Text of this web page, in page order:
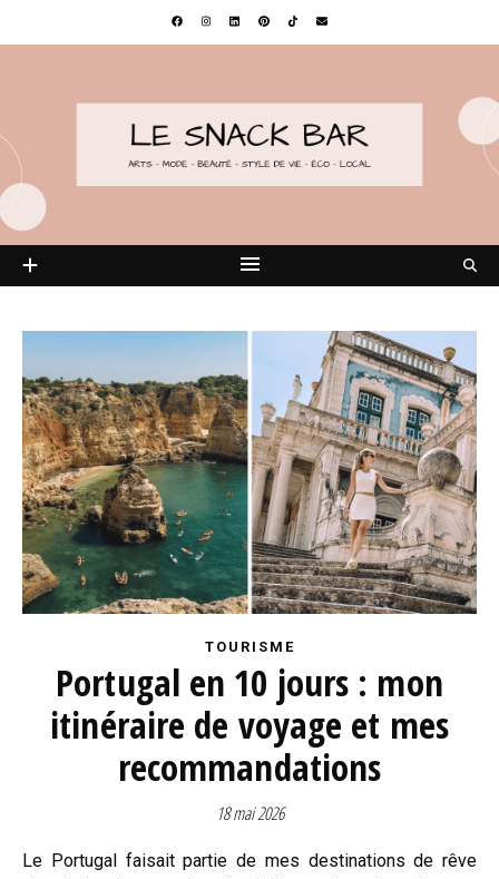
TOURISME
Portugal en 10 jours : mon
itinéraire de voyage et mes
recommandations
18 mai 2026
Le Portugal faisait partie de mes destinations de rêve